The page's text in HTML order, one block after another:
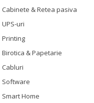
Cabinete & Retea pasiva
UPS-uri
Printing
Birotica & Papetarie
Cabluri
Software
Smart Home